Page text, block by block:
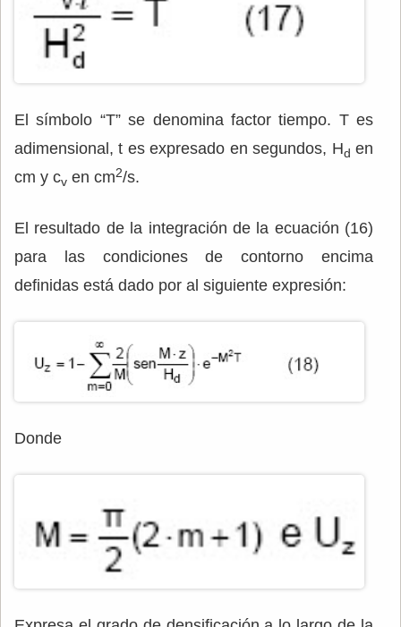
El símbolo “T” se denomina factor tiempo. T es
adimensional, t es expresado en segundos, Hd en
cm y cv en cm2/s.
El resultado de la integración de la ecuación (16)
para las condiciones de contorno encima
definidas está dado por al siguiente expresión:
Donde